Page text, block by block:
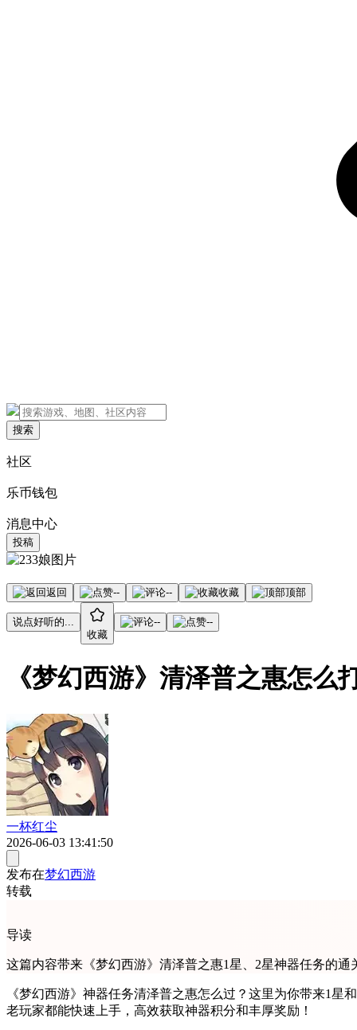
搜索
社区
乐币钱包
消息中心
投稿
返回 -- -- 收藏 顶部
说点好听的...
收藏
-- --
《梦幻西游》清泽普之惠怎
一杯红尘
2026-06-03 13:41:50
发布在梦幻西游
转载
导读
这篇内容带来《梦幻西游》清泽普之惠1星、2星神器任务的
《梦幻西游》神器任务清泽普之惠怎么过？这里为你带来1
老玩家都能快速上手，高效获取神器积分和丰厚奖励！